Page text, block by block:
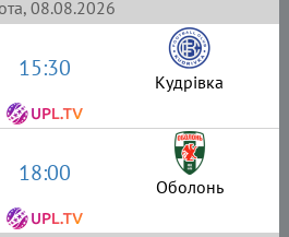
08.08.2026
15:30 Кудрівка
18:00 Оболонь